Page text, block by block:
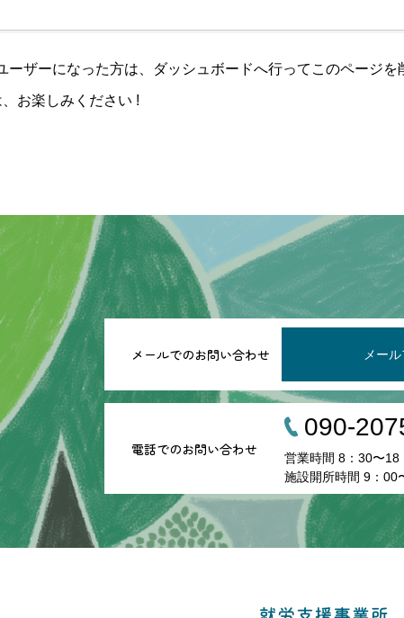
ーザーになった方は、 ダッシュボードへ行ってこのページを
お楽しみください !
メールでのお問い合わせ メー
電話でのお問い合わせ
090-
営業時間 8：30〜18
施設開所時間 9：00